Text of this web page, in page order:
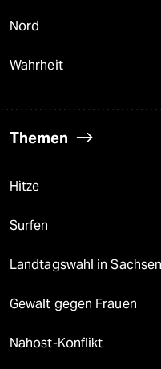
Nord
Wahrheit
Themen
Hitze
Surfen
Landtagswahl in
Gewalt gegen Frauen
Nahost-Konflikt